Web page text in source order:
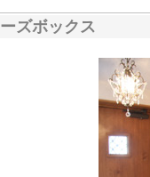
ズボックス